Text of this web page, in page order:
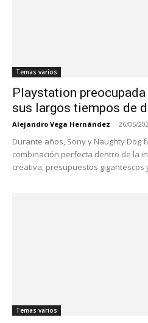
Temas varios
Playstation
sus largos tiempos de
Alejandro Vega Hernández - 26/05/
Durante años, Sony y Naughty Dog
combinación perfecta dentro de la
creativa, presupuestos gigantescos
Temas varios